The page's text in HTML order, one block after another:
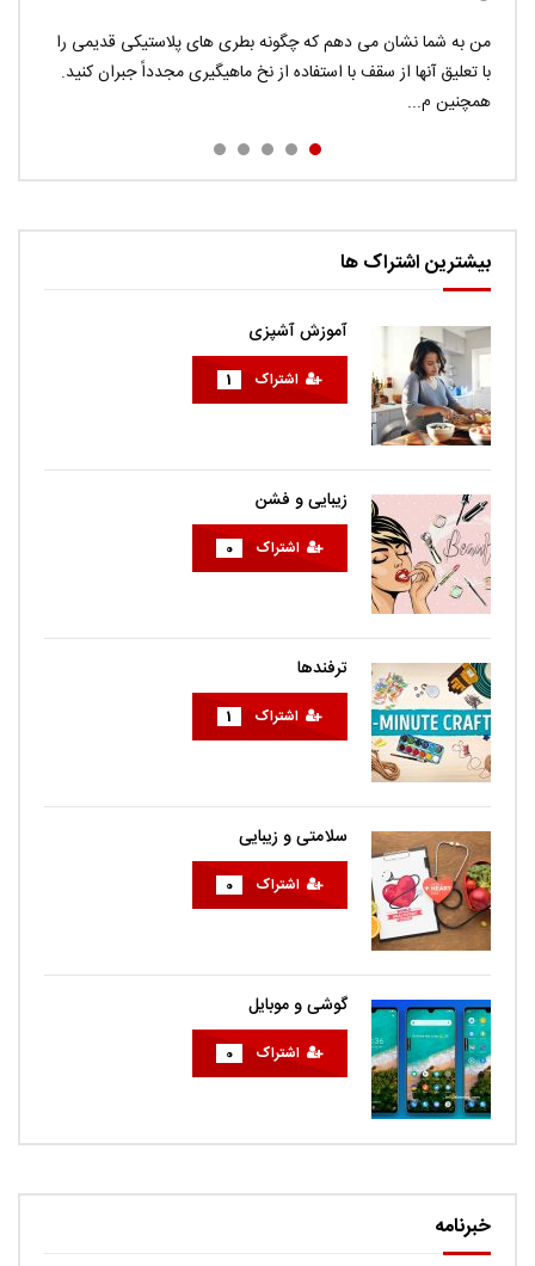
من به شما نشان می دهم که چگونه بطری های پلاستیکی قدیمی را
با تعلیق آنها از سقف با استفاده از نخ ماهیگیری مجدداً جبران کنید.
همچنین م...
Pellentesque vitae massa commodo, interdum turpis in,
pretium enim. Integer feugiat felis a justo aliquam, porta
euismod nunc volutp...
در این ویدیو می توانید ترفند های جاسوسی را در چند دقیقه ببینید.
اگر می خواهید راهی برای گرفتن اثر انگشت افراد داشته باشید ، به
راحتی...
Donec eros risus, auctor quis congue eu, viverra id
tellus. Sed ac ligula faucibus, consequat augue nec,
sodales diam. Cras quis met...
بیشترین اشتراک ها
آموزش آشپزی
اشتراک 1
زیبایی و فشن
اشتراک 0
ترفندها
اشتراک 1
سلامتی و زیبایی
اشتراک 0
گوشی و موبایل
اشتراک 0
خبرنامه